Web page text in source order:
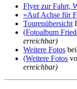
Flyer zur Fahrt,
«Auf Achse für
Tourenübersicht
(Fotoalbum
erreichbar)
Weitere Fotos
(Weitere Fotos
erreichbar)